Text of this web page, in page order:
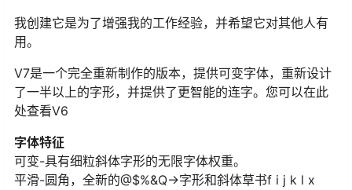
我创建它是为了增强我的工作经验，并希望它对其他人有
用。
V7是一个完全重新制作的版本，提供可变字体，重新设计
了一半以上的字形，并提供了更智能的连字。您可以在此
处查看V6
字体特征
可变-具有细粒斜体字形的无限字体权重。
平滑-圆角，全新的@$%&Q->字形和斜体草书f i j k l x